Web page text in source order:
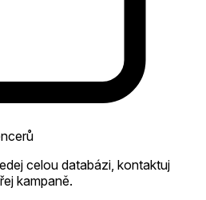
celou databázi, kontaktuj
kampaně.